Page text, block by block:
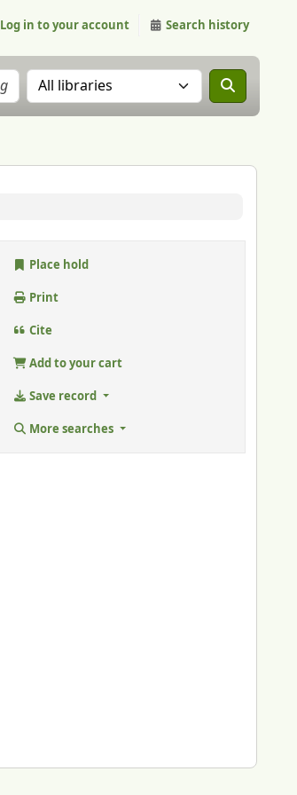
Log in to your account Search history
Search the catalog in:
Place hold
Print
Cite
Add to your cart
Save record
More searches